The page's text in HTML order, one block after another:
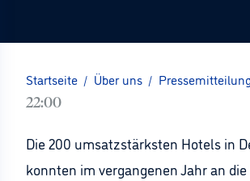
Startseite / Über uns /
22:00
Die 200 umsatzstärksten Hotels in
konnten im vergangenen Jahr an